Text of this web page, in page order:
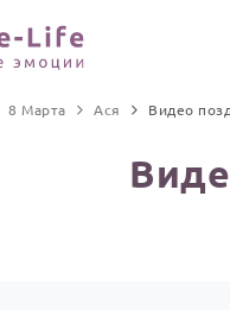
8 Марта Ася Видео